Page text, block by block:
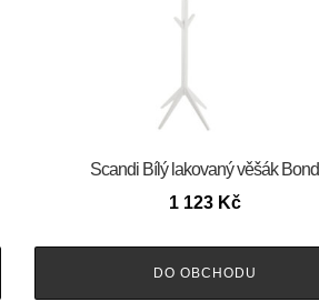
Scandi Bílý lakovaný věšák Bond
1 123 Kč
DO OBCHODU